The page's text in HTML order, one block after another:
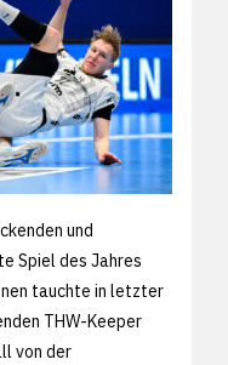
und
Spiel des Jahres
tauchte in letzter
THW-Keeper
von der